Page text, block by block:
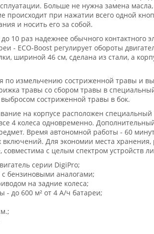
Больше не нужна замена
происходит при нажатии всего одной
и носить его за собой.
10 раз надежнее обычного контактного
- ECO-Boost регулирует обороты
шириной 46 см, сделана из стали, а
по измельчению состриженной травы и
травы со сбором травы в
состриженной травы в бок.
на корпусе расположен
4 колеса одновременно.
Время автономной работы - 60
Для экономии места хранения,
совместима с целым спектром устройств
серии DigiPro;
бензиновыми аналогами;
на задние колеса;
- до 600 м² от 4 А/ч батареи;